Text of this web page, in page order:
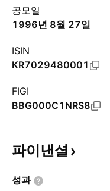
공모일
1996년 8월 27일
ISIN
KR7029480001
FIGI
BBG000C1NRS8
파이낸셜
성과